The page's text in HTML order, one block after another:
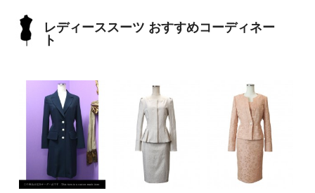
レディーススーツ おすすめコーディネー
ト